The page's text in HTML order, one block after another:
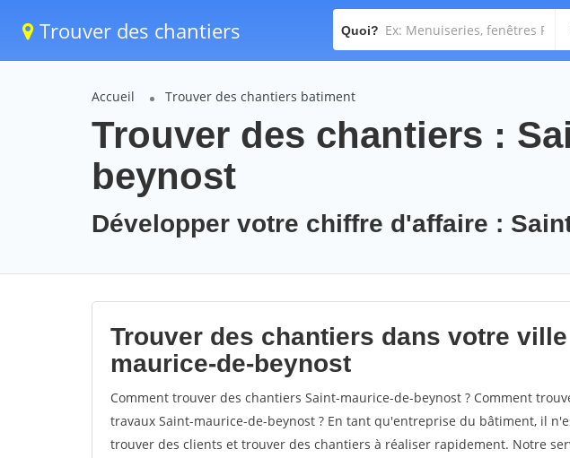
Trouver des chantiers Quoi?
Accueil Trouver des chantiers batiment
Trouver des chantiers :
beynost
Développer votre chiffre d'affaire :
Trouver des chantiers dans votre
maurice-de-beynost
Comment trouver des chantiers Saint-maurice-de-beynost ? Comment
travaux Saint-maurice-de-beynost ? En tant qu'entreprise du bâtiment, il
trouver des clients et trouver des chantiers à réaliser rapidement. Notre